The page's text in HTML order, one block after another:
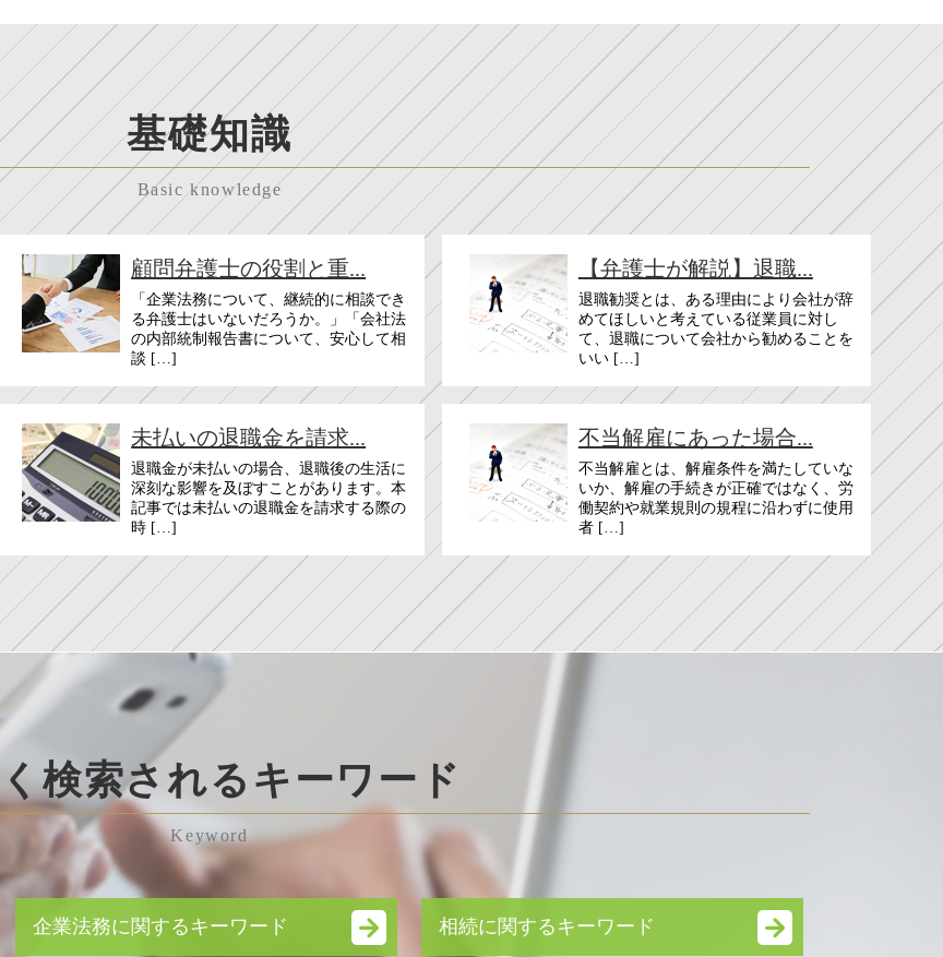
基礎知識
Basic knowledge
顧問弁護士の役割と重...
「企業法務について、継続的に相談でき
る弁護士はいないだろうか。」「会社法
の内部統制報告書について、安心して相
談 […]
【弁護士が解説】退職...
退職勧奨とは、ある理由により会社が辞
めてほしいと考えている従業員に対し
て、退職について会社から勧めることを
いい […]
未払いの退職金を請求...
退職金が未払いの場合、退職後の生活に
深刻な影響を及ぼすことがあります。本
記事では未払いの退職金を請求する際の
時 […]
不当解雇にあった場合...
不当解雇とは、解雇条件を満たしていな
いか、解雇の手続きが正確ではなく、労
働契約や就業規則の規程に沿わずに使用
者 […]
検索されるキーワード
Keyword
企業法務に関するキーワード 相続に関するキーワード